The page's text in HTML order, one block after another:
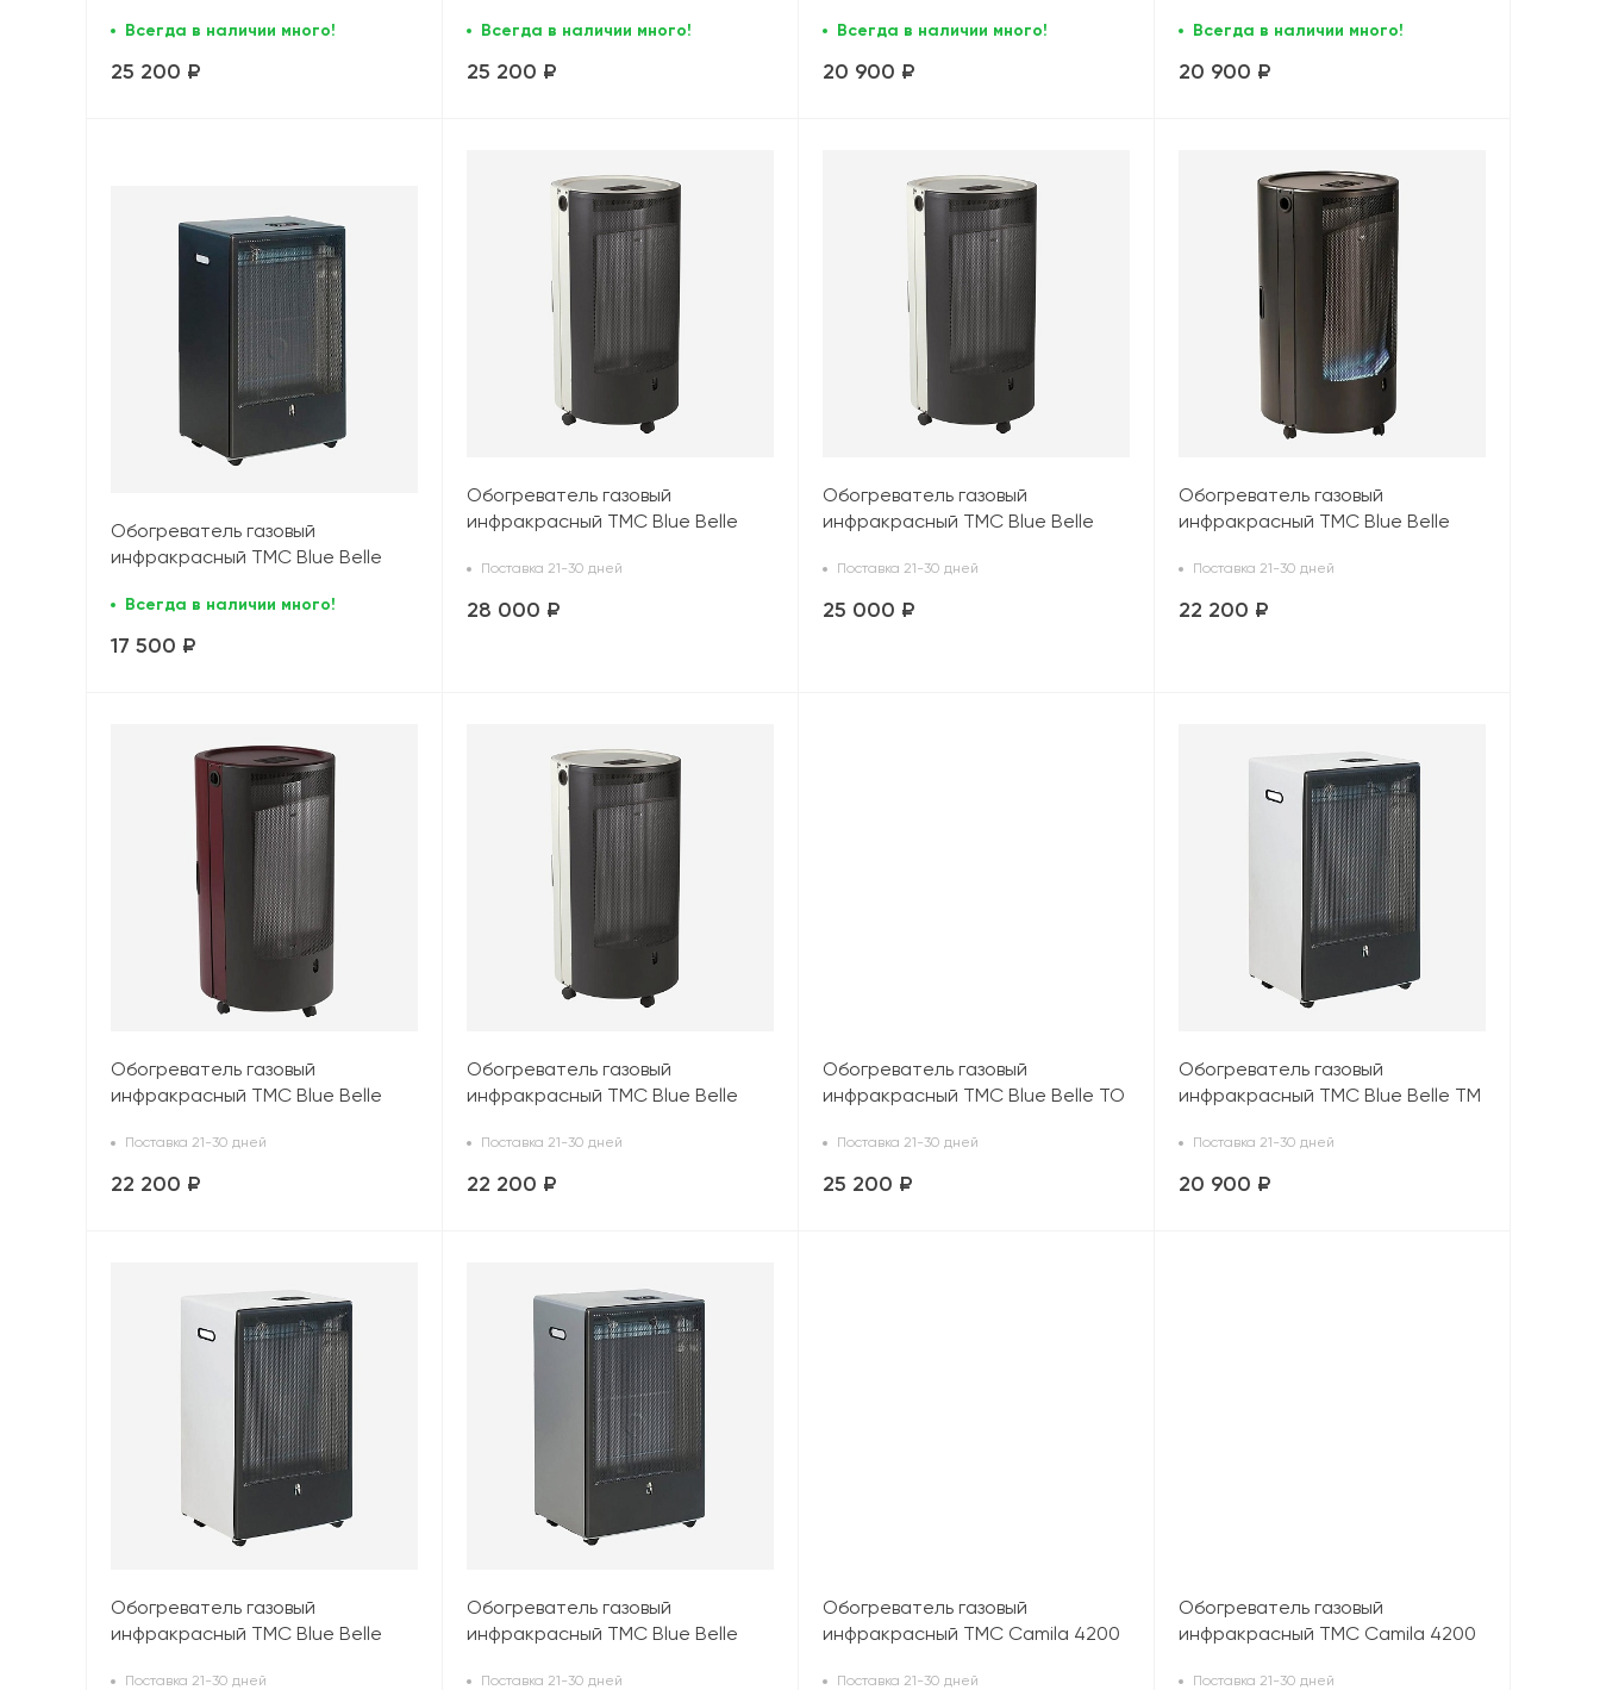
Всегда в наличии много!
25 200 ₽
Всегда в наличии много!
25 200 ₽
Всегда в наличии много!
20 900 ₽
Всегда в наличии много!
20 900 ₽
Обогреватель газовый
инфракрасный TMC Blue Belle
Всегда в наличии много!
17 500 ₽
Обогреватель газовый
инфракрасный TMC Blue Belle
Поставка 21-30 дней
28 000 ₽
Обогреватель газовый
инфракрасный TMC Blue Belle
Поставка 21-30 дней
25 000 ₽
Обогреватель газовый
инфракрасный TMC Blue Belle
Поставка 21-30 дней
22 200 ₽
Обогреватель газовый
инфракрасный TMC Blue Belle
Поставка 21-30 дней
22 200 ₽
Обогреватель газовый
инфракрасный TMC Blue Belle
Поставка 21-30 дней
22 200 ₽
Обогреватель газовый
инфракрасный TMC Blue Belle TO
Поставка 21-30 дней
25 200 ₽
Обогреватель газовый
инфракрасный TMC Blue Belle TM
Поставка 21-30 дней
20 900 ₽
Обогреватель газовый
инфракрасный TMC Blue Belle
Поставка 21-30 дней
Обогреватель газовый
инфракрасный TMC Blue Belle
Поставка 21-30 дней
Обогреватель газовый
инфракрасный TMC Camila 4200
Поставка 21-30 дней
Обогреватель газовый
инфракрасный TMC Camila 4200
Поставка 21-30 дней